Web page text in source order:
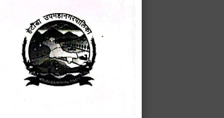
प्रमुख प्रशासकीय अधिकृत
Phone: 9855010111